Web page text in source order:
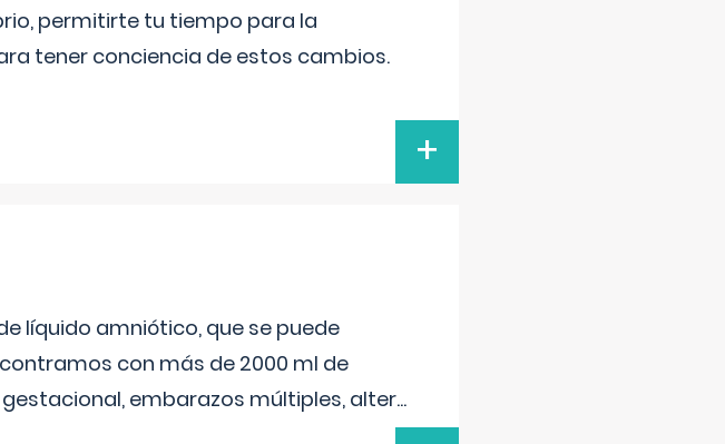
permitirte tu tiempo para la
tener conciencia de estos cambios.
+
líquido amniótico, que se puede
con más de 2000 ml de
embarazos múltiples, alter...